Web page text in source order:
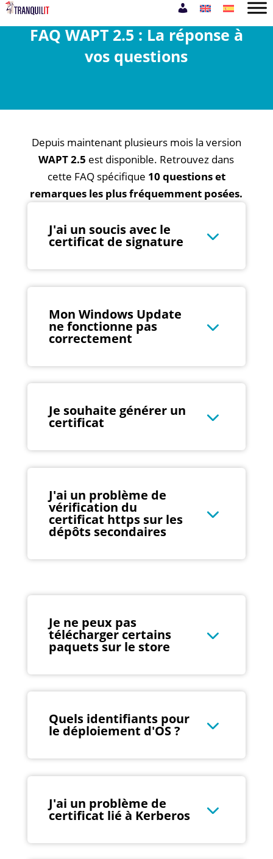
FAQ WAPT 2.5 : La réponse à
vos questions
Depuis maintenant plusieurs mois la version
WAPT 2.5 est disponible. Retrouvez dans
cette FAQ spécifique 10 questions et
remarques les plus fréquemment posées.
J'ai un soucis avec le
certificat de signature
Mon Windows Update
ne fonctionne pas
correctement
Je souhaite générer un
certificat
J'ai un problème de
vérification du
certificat https sur les
dépôts secondaires
Je ne peux pas
télécharger certains
paquets sur le store
Quels identifiants pour
le déploiement d'OS ?
J'ai un problème de
certificat lié à Kerberos